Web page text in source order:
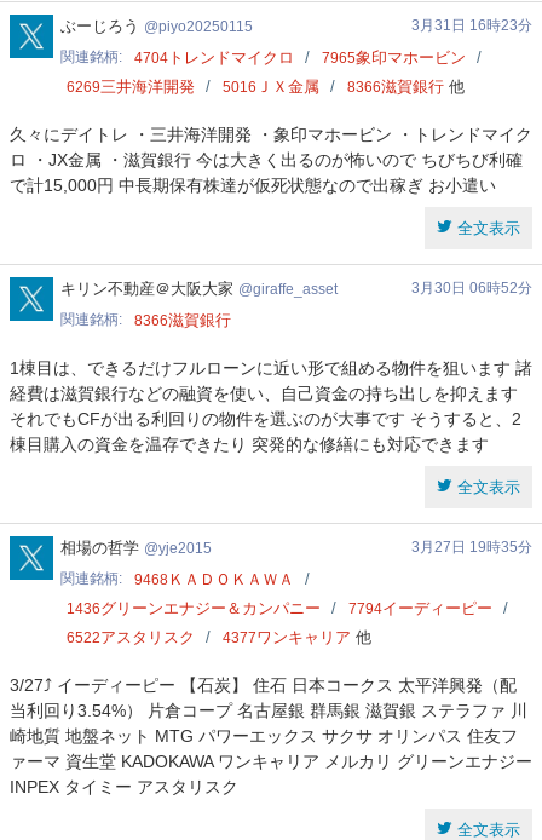
piyo20250115
ぶーじろう piyo20250115
3月31日 16時23分
関連銘柄
4704 トレンドマイクロ 7965象印マホービン
6269三井海洋開発 5016 ＪＸ金属 8366滋賀銀行 他
久々にデイトレ ・三井海洋開発 ・象印マホービン ・トレンドマイク
ロ ・JX金属 ・滋賀銀行 今は大きく出るのが怖いので ちびちび利確
で計15,000円 中長期保有株達が仮死状態なので出稼ぎ お小遣い
全文表示
giraffe_asset
キリン不動産＠大阪大家 giraffe_asset
3月30日 06時52分
関連銘柄
8366滋賀銀行
1棟目は、できるだけフルローンに近い形で組める物件を狙います 諸
経費は滋賀銀行などの融資を使い、自己資金の持ち出しを抑えます
それでもCFが出る利回りの物件を選ぶのが大事です そうすると、2
棟目購入の資金を温存できたり 突発的な修繕にも対応できます
全文表示
yje2015
相場の哲学 yje2015
3月27日 19時35分
関連銘柄
9468 ＫＡＤＯＫＡＷＡ
1436グリーンエナジー＆カンパニー 7794イーディーピー
6522アスタリスク 4377ワンキャリア 他
3/27⤴️ イーディーピー 【石炭】 住石 日本コークス 太平洋興発（配
当利回り3.54%） 片倉コープ 名古屋銀 群馬銀 滋賀銀 ステラファ 川
崎地質 地盤ネット MTG パワーエックス サクサ オリンパス 住友フ
ァーマ 資生堂 KADOKAWA ワンキャリア メルカリ グリーンエナジー
INPEX タイミー アスタリスク
全文表示